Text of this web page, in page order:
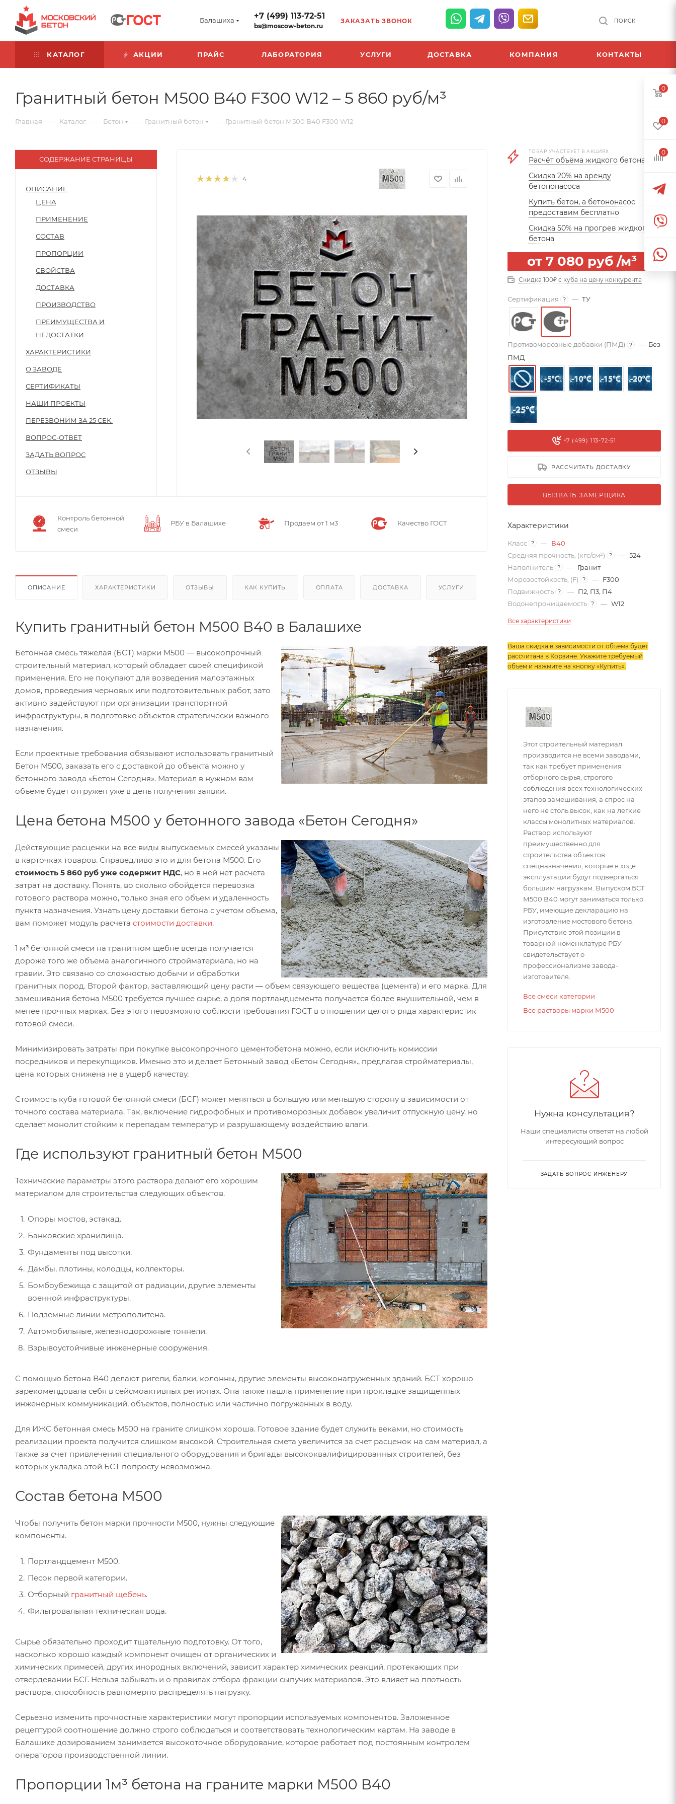
Балашиха +7 (499) 113-72-51
bs@moscow-beton.ru
ЗАКАЗАТЬ ЗВОНОК ПОИСК
КАТАЛОГ АКЦИИ ПРАЙС ЛАБОРАТОРИЯ УСЛУГИ ДОСТАВКА КОМПАНИЯ КОНТАКТЫ
Гранитный бетон М500 B40 F300 W12 – 5 860 руб/м³
Главная — Каталог — Бетон — Гранитный бетон — Гранитный бетон М500 B40 F300 W12
СОДЕРЖАНИЕ СТРАНИЦЫ
ОПИСАНИЕ
ЦЕНА
ПРИМЕНЕНИЕ
СОСТАВ
ПРОПОРЦИИ
СВОЙСТВА
ДОСТАВКА
ПРОИЗВОДСТВО
ПРЕИМУЩЕСТВА И
НЕДОСТАТКИ
ХАРАКТЕРИСТИКИ
О ЗАВОДЕ
СЕРТИФИКАТЫ
НАШИ ПРОЕКТЫ
ПЕРЕЗВОНИМ ЗА 25 СЕК.
ВОПРОС-ОТВЕТ
ЗАДАТЬ ВОПРОС
ОТЗЫВЫ
4
Контроль бетонной
смеси
РБУ в Балашихе Продаем от 1 м3 Качество ГОСТ
ОПИСАНИЕ ХАРАКТЕРИСТИКИ ОТЗЫВЫ КАК КУПИТЬ ОПЛАТА ДОСТАВКА УСЛУГИ
Купить гранитный бетон М500 В40 в Балашихе
Бетонная смесь тяжелая (БСТ) марки М500 ― высокопрочный
строительный материал, который обладает своей спецификой
применения. Его не покупают для возведения малоэтажных
домов, проведения черновых или подготовительных работ, зато
активно задействуют при организации транспортной
инфраструктуры, в подготовке объектов стратегически важного
назначения.
Если проектные требования обязывают использовать гранитный
Бетон М500, заказать его с доставкой до объекта можно у
бетонного завода «Бетон Сегодня». Материал в нужном вам
объеме будет отгружен уже в день получения заявки.
Цена бетона М500 у бетонного завода «Бетон Сегодня»
Действующие расценки на все виды выпускаемых смесей указаны
в карточках товаров. Справедливо это и для бетона М500. Его
стоимость 5 860 руб уже содержит НДС, но в ней нет расчета
затрат на доставку. Понять, во сколько обойдется перевозка
готового раствора можно, только зная его объем и удаленность
пункта назначения. Узнать цену доставки бетона с учетом объема,
вам поможет модуль расчета стоимости доставки.
1 м³ бетонной смеси на гранитном щебне всегда получается
дороже того же объема аналогичного стройматериала, но на
гравии. Это связано со сложностью добычи и обработки
гранитных пород. Второй фактор, заставляющий цену расти ― объем связующего вещества (цемента) и его марка. Для
замешивания бетона М500 требуется лучшее сырье, а доля портландцемента получается более внушительной, чем в
менее прочных марках. Без этого невозможно соблюсти требования ГОСТ в отношении целого ряда характеристик
готовой смеси.
Минимизировать затраты при покупке высокопрочного цементобетона можно, если исключить комиссии
посредников и перекупщиков. Именно это и делает Бетонный завод «Бетон Сегодня»., предлагая стройматериалы,
цена которых снижена не в ущерб качеству.
Стоимость куба готовой бетонной смеси (БСГ) может меняться в большую или меньшую сторону в зависимости от
точного состава материала. Так, включение гидрофобных и противоморозных добавок увеличит отпускную цену, но
сделает монолит стойким к перепадам температур и разрушающему воздействию влаги.
Где используют гранитный бетон М500
Технические параметры этого раствора делают его хорошим
материалом для строительства следующих объектов.
Опоры мостов, эстакад.
Банковские хранилища.
Фундаменты под высотки.
Дамбы, плотины, колодцы, коллекторы.
Бомбоубежища с защитой от радиации, другие элементы
военной инфраструктуры.
Подземные линии метрополитена.
Автомобильные, железнодорожные тоннели.
Взрывоустойчивые инженерные сооружения.
С помощью бетона B40 делают ригели, балки, колонны, другие элементы высоконагруженных зданий. БСТ хорошо
зарекомендовала себя в сейсмоактивных регионах. Она также нашла применение при прокладке защищенных
инженерных коммуникаций, объектов, полностью или частично погруженных в воду.
Для ИЖС бетонная смесь М500 на граните слишком хороша. Готовое здание будет служить веками, но стоимость
реализации проекта получится слишком высокой. Строительная смета увеличится за счет расценок на сам материал, а
также за счет привлечения специального оборудования и бригады высококвалифицированных строителей, без
которых укладка этой БСТ попросту невозможна.
Состав бетона М500
Чтобы получить бетон марки прочности М500, нужны следующие
компоненты.
Портландцемент М500.
Песок первой категории.
Отборный гранитный щебень.
Фильтровальная техническая вода.
Сырье обязательно проходит тщательную подготовку. От того,
насколько хорошо каждый компонент очищен от органических и
химических примесей, других инородных включений, зависит характер химических реакций, протекающих при
отвердевании БСГ. Нельзя забывать и о правилах отбора фракции сыпучих материалов. Это влияет на плотность
раствора, способность равномерно распределять нагрузку.
Серьезно изменить прочностные характеристики могут пропорции используемых компонентов. Заложенное
рецептурой соотношение должно строго соблюдаться и соответствовать технологическим картам. На заводе в
Балашихе дозированием занимается высокоточное оборудование, которое работает под постоянным контролем
операторов производственной линии.
Пропорции 1м³ бетона на граните марки М500 В40
ТОВАР УЧАСТВУЕТ В АКЦИЯХ
Расчёт объёма жидкого бетона
Скидка 20% на аренду
бетононасоса
Купить бетон, а бетононасос
предоставим бесплатно
Скидка 50% на прогрев жидкого
бетона
от 7 080 руб /м³
Скидка 100₽ с куба на цену конкурента
Сертификация ? — ТУ
Противоморозные добавки (ПМД) ? — Без
ПМД
+7 (499) 113-72-51
РАССЧИТАТЬ ДОСТАВКУ
ВЫЗВАТЬ ЗАМЕРЩИКА
Характеристики
Класс ? — В40
Средняя прочность, (кгс/см²)
? — 524
Наполнитель ? — Гранит
Морозостойкость, (F)
? — F300
Подвижность ? — П2, П3, П4
Водонепроницаемость ? — W12
Все характеристики
Ваша скидка в зависимости от объема будет
рассчитана в Корзине. Укажите требуемый
объем и нажмите на кнопку «Купить»
Этот строительный материал
производится не всеми заводами,
так как требует применения
отборного сырья, строгого
соблюдения всех технологических
этапов замешивания, а спрос на
него не столь высок, как на легкие
классы монолитных материалов.
Раствор используют
преимущественно для
строительства объектов
спецназначения, которые в ходе
эксплуатации будут подвергаться
большим нагрузкам. Выпуском БСТ
М500 В40 могут заниматься только
РБУ, имеющие декларацию на
изготовление мостового бетона.
Присутствие этой позиции в
товарной номенклатуре РБУ
свидетельствует о
профессионализме завода-
изготовителя.
Все смеси категории
Все растворы марки М500
Нужна консультация?
Наши специалисты ответят на любой
интересующий вопрос
ЗАДАТЬ ВОПРОС ИНЖЕНЕРУ
0
0
0